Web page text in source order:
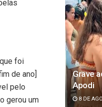
foi
de ano]
pelo
gerou um
Grave
Apodi
8 DE